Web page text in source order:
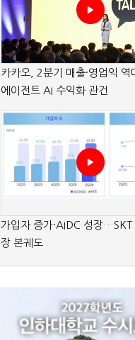
카카오, 2분기 매출·영업익
에이전트 AI 수익화 관건
가입자 증가·AIDC 성장…SKT
장 본궤도